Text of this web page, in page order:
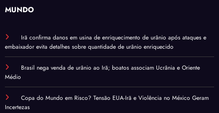
MUNDO
Irã confirma danos em usina de enriquecimento de urânio após ataques e
embaixador evita detalhes sobre quantidade de urânio enriquecido
Brasil nega venda de urânio ao Irã; boatos associam Ucrânia e Oriente
Médio
Copa do Mundo em Risco? Tensão EUA-Irã e Violência no México Geram
Incertezas